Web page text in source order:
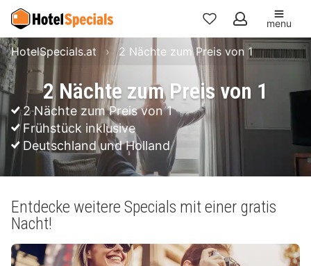
Meine
Favoriten
menu
2 Nächte zum Preis von 1
2 Nächte zum Preis von 1
Frühstück inklusive
Deutschland und Holland
HotelSpecials.at 2 Nächte zum Preis von 1
Entdecke weitere Specials mit einer gratis
Nacht!